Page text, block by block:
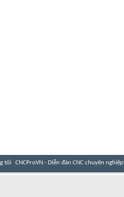
tôi CNCProVN - Diễn đàn CNC chuyên nghiệp